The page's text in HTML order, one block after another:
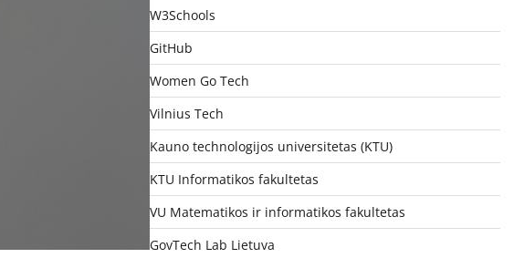
W3Schools
GitHub
Women Go Tech
Vilnius Tech
Kauno technologijos universitetas (KTU)
KTU Informatikos fakultetas
VU Matematikos ir informatikos fakultetas
GovTech Lab Lietuva